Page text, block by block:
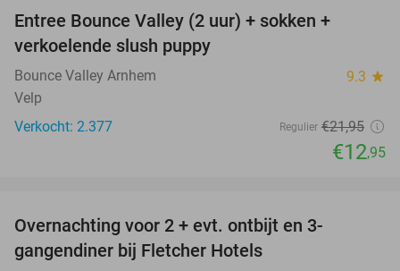
Entree Bounce Valley (2 uur) + sokken +
verkoelende slush puppy
Bounce Valley Arnhem 9.3 star
Velp
Verkocht: 2.377
Regulier €21,95
€12,95
Overnachting voor 2 + evt. ontbijt en 3-
gangendiner bij Fletcher Hotels